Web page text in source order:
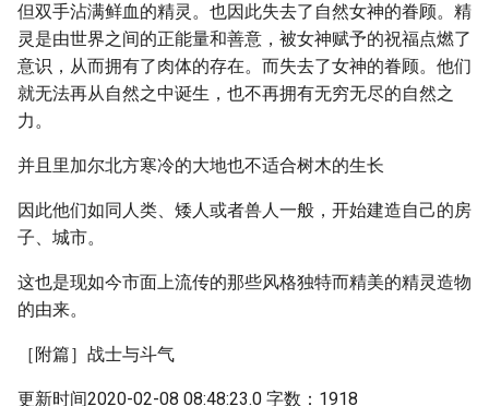
但双手沾满鲜血的精灵。也因此失去了自然女神的眷顾。精
灵是由世界之间的正能量和善意，被女神赋予的祝福点燃了
意识，从而拥有了肉体的存在。而失去了女神的眷顾。他们
就无法再从自然之中诞生，也不再拥有无穷无尽的自然之
力。
并且里加尔北方寒冷的大地也不适合树木的生长
因此他们如同人类、矮人或者兽人一般，开始建造自己的房
子、城市。
这也是现如今市面上流传的那些风格独特而精美的精灵造物
的由来。
［附篇］战士与斗气
更新时间2020-02-08 08:48:23.0 字数：1918